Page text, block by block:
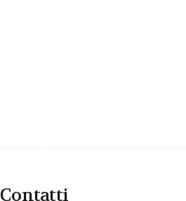
Contatti